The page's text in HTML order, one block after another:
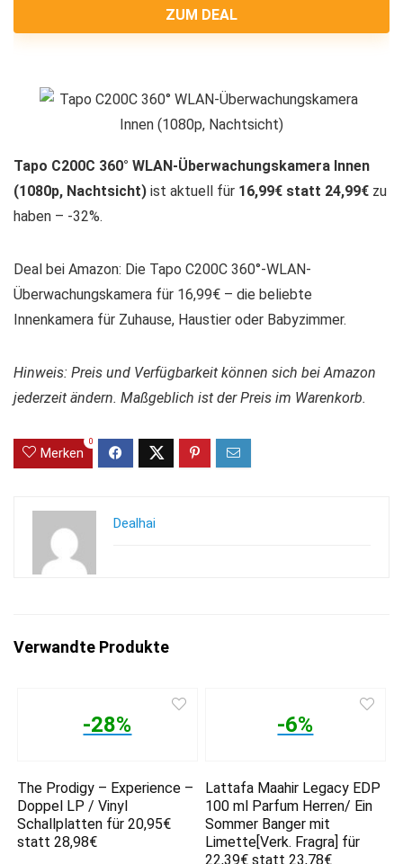
ZUM DEAL
Tapo C200C 360° WLAN-Überwachungskamera Innen
(1080p, Nachtsicht) ist aktuell für 16,99€ statt 24,99€ zu
haben – -32%.
Deal bei Amazon: Die Tapo C200C 360°-WLAN-
Überwachungskamera für 16,99€ – die beliebte
Innenkamera für Zuhause, Haustier oder Babyzimmer.
Hinweis: Preis und Verfügbarkeit können sich bei Amazon
jederzeit ändern. Maßgeblich ist der Preis im Warenkorb.
Merken
0
Dealhai
Verwandte Produkte
-28%
The Prodigy – Experience –
Doppel LP / Vinyl
Schallplatten für 20,95€
statt 28,98€
-6%
Lattafa Maahir Legacy EDP
100 ml Parfum Herren/ Ein
Sommer Banger mit
Limette[Verk. Fragra] für
22,39€ statt 23,78€